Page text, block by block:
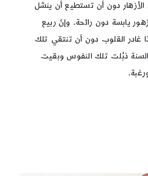
الأزهار دون أن تستطيع أن ينشل
يابسة دون رائحة. وإنّ ربيع
غادر القلوب دون أن تنتقي تلك
السنة ذبُلت تلك النفوس وبقيت